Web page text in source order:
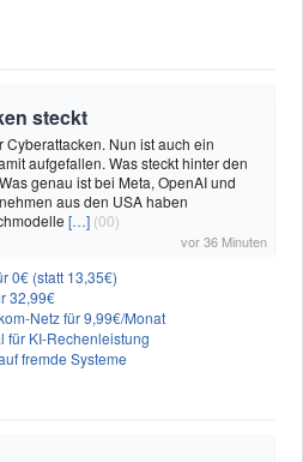
steckt
Cyberattacken. Nun ist auch ein
aufgefallen. Was steckt hinter den
genau ist bei Meta, OpenAI und
aus den USA haben
[…] (00)
vor 36 Minuten
0€ (statt 13,35€)
32,99€
Netz für 9,99€/Monat
für KI-Rechenleistung
fremde Systeme